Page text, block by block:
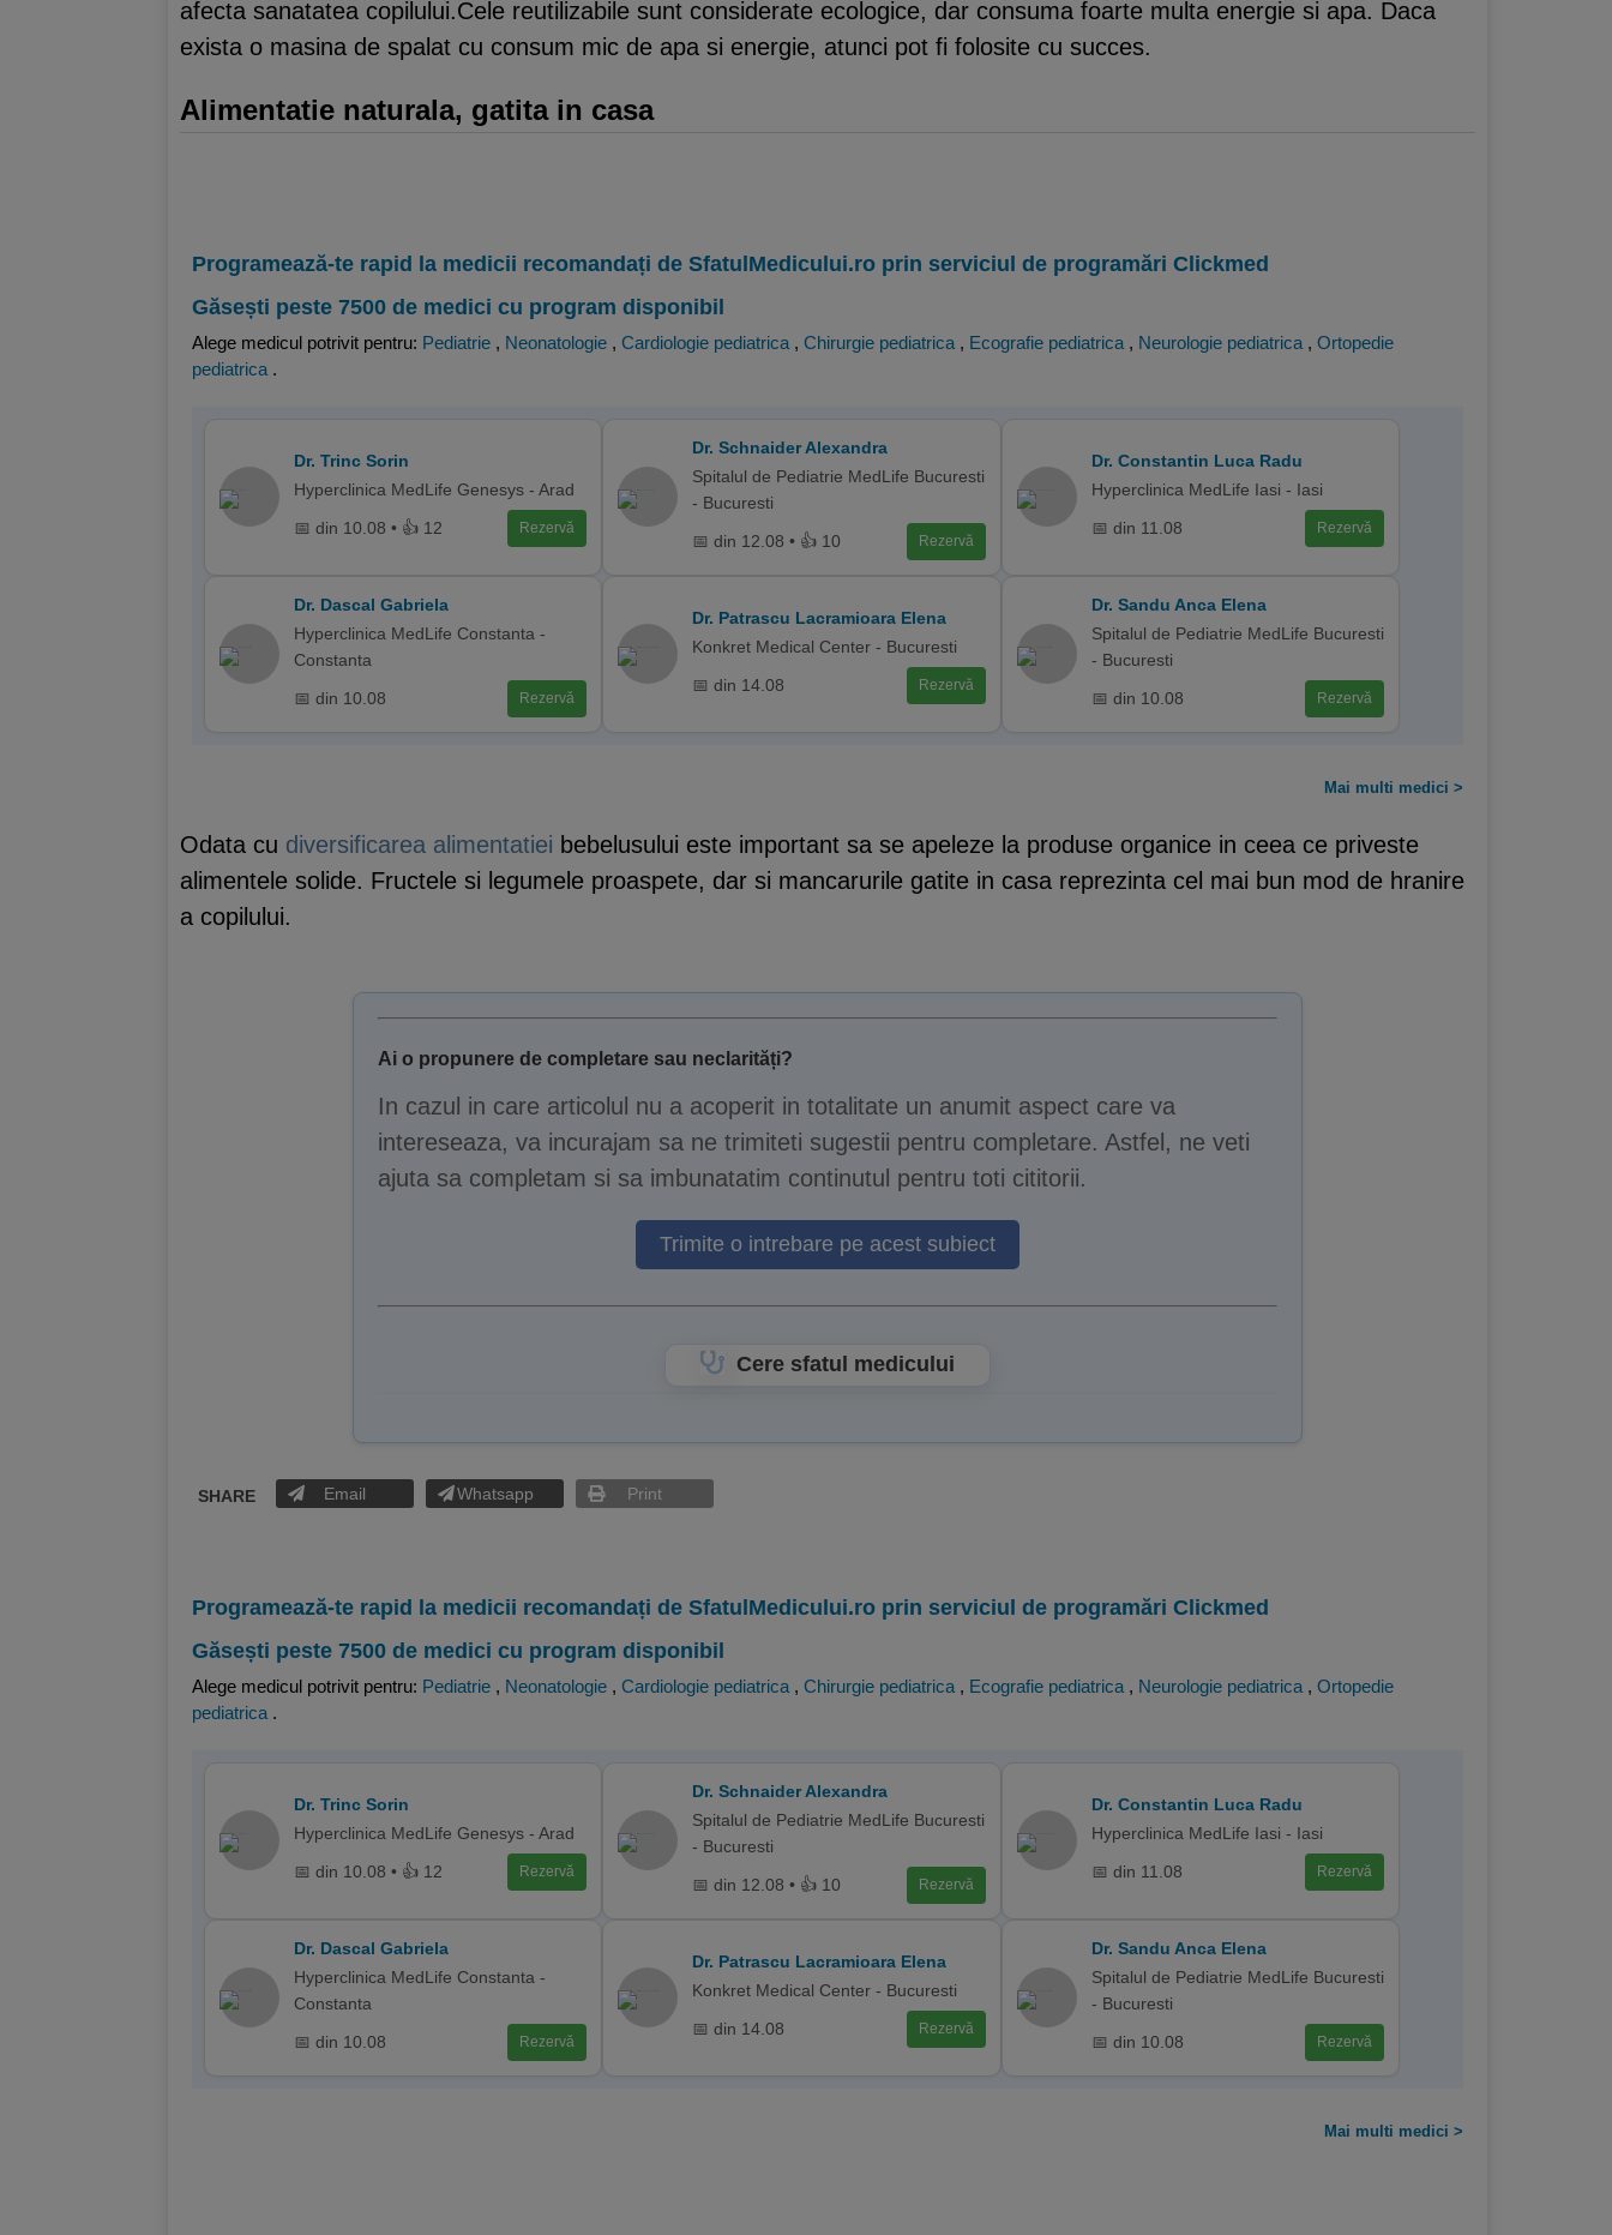
afecta sanatatea copilului.Cele reutilizabile sunt considerate ecologice, dar consuma foarte multa energie si apa. Daca
exista o masina de spalat cu consum mic de apa si energie, atunci pot fi folosite cu succes.
Alimentatie naturala, gatita in casa
Programează-te rapid la medicii recomandați de SfatulMedicului.ro prin serviciul de programări Clickmed
Găsești peste 7500 de medici cu program disponibil
Alege medicul potrivit pentru: Pediatrie , Neonatologie , Cardiologie pediatrica , Chirurgie pediatrica , Ecografie pediatrica , Neurologie pediatrica , Ortopedie
pediatrica .
Dr. Trinc Sorin
Hyperclinica MedLife Genesys - Arad
📅 din 10.08 • 👍 12 Rezervă
Dr. Schnaider Alexandra
Spitalul de Pediatrie MedLife Bucuresti
- Bucuresti
📅 din 12.08 • 👍 10 Rezervă
Dr. Constantin Luca Radu
Hyperclinica MedLife Iasi - Iasi
📅 din 11.08 Rezervă
Dr. Dascal Gabriela
Hyperclinica MedLife Constanta -
Constanta
📅 din 10.08 Rezervă
Dr. Patrascu Lacramioara Elena
Konkret Medical Center - Bucuresti
📅 din 14.08 Rezervă
Dr. Sandu Anca Elena
Spitalul de Pediatrie MedLife Bucuresti
- Bucuresti
📅 din 10.08 Rezervă
Mai multi medici >
Odata cu diversificarea alimentatiei bebelusului este important sa se apeleze la produse organice in ceea ce priveste
alimentele solide. Fructele si legumele proaspete, dar si mancarurile gatite in casa reprezinta cel mai bun mod de hranire
a copilului.
Ai o propunere de completare sau neclarități?
In cazul in care articolul nu a acoperit in totalitate un anumit aspect care va
intereseaza, va incurajam sa ne trimiteti sugestii pentru completare. Astfel, ne veti
ajuta sa completam si sa imbunatatim continutul pentru toti cititorii.
Trimite o intrebare pe acest subiect
Cere sfatul medicului
SHARE Email Whatsapp Print
Programează-te rapid la medicii recomandați de SfatulMedicului.ro prin serviciul de programări Clickmed
Găsești peste 7500 de medici cu program disponibil
Alege medicul potrivit pentru: Pediatrie , Neonatologie , Cardiologie pediatrica , Chirurgie pediatrica , Ecografie pediatrica , Neurologie pediatrica , Ortopedie
pediatrica .
Dr. Trinc Sorin
Hyperclinica MedLife Genesys - Arad
📅 din 10.08 • 👍 12 Rezervă
Dr. Schnaider Alexandra
Spitalul de Pediatrie MedLife Bucuresti
- Bucuresti
📅 din 12.08 • 👍 10 Rezervă
Dr. Constantin Luca Radu
Hyperclinica MedLife Iasi - Iasi
📅 din 11.08 Rezervă
Dr. Dascal Gabriela
Hyperclinica MedLife Constanta -
Constanta
📅 din 10.08 Rezervă
Dr. Patrascu Lacramioara Elena
Konkret Medical Center - Bucuresti
📅 din 14.08 Rezervă
Dr. Sandu Anca Elena
Spitalul de Pediatrie MedLife Bucuresti
- Bucuresti
📅 din 10.08 Rezervă
Mai multi medici >